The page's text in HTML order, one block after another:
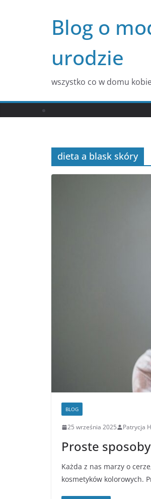
Blog o
urodzie
wszystko co w domu
dieta a blask skóry
BLOG
25 września 2025 Patrycja
Proste
Każda z nas marzy o
kosmetyków kolorowych.